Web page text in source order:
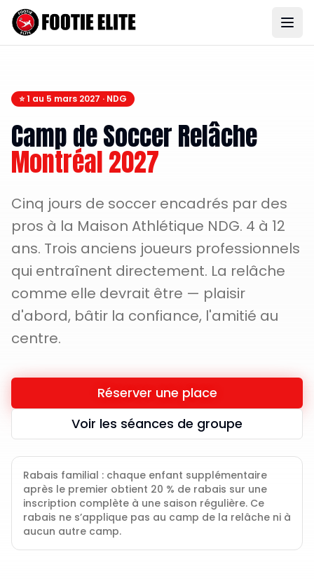
⭐ 1 au 5 mars 2027 · NDG
Camp de Soccer Relâche
Montréal 2027
Cinq jours de soccer encadrés par des
pros à la Maison Athlétique NDG. 4 à 12
ans. Trois anciens joueurs professionnels
qui entraînent directement. La relâche
comme elle devrait être — plaisir
d'abord, bâtir la confiance, l'amitié au
centre.
Réserver une place
Voir les séances de groupe
Rabais familial : chaque enfant supplémentaire
après le premier obtient 20 % de rabais sur une
inscription complète à une saison régulière. Ce
rabais ne s’applique pas au camp de la relâche ni à
aucun autre camp.